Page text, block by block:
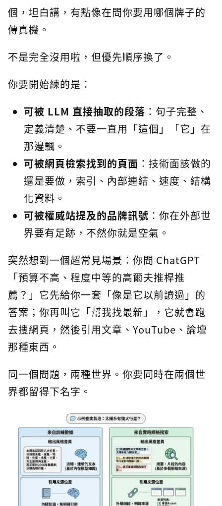
個，坦白講，有點像在問你要用哪個牌子的
傳真機。
不是完全沒用啦，但優先順序換了。
你要開始練的是：
可被 LLM 直接抽取的段落 ：句子完整、
定義清楚、不要一直用「這個」「它」在
那邊飄。
可被網頁檢索找到的頁面 ：技術面該做的
還是要做，索引、內部連結、速度、結構
化資料。
可被權威站提及的品牌訊號 ：你在外部世
界要有足跡，不然你就是空氣。
突然想到一個超常見場景：你問 ChatGPT
「預算不高、程度中等的高爾夫推桿推
薦？」它先給你一套「像是它以前讀過」的
答案；你再叫它「幫我找最新」，它就會跑
去搜網頁，然後引用文章、YouTube、論壇
那種東西。
同一個問題，兩種世界。你要同時在兩個世
界都留得下名字。